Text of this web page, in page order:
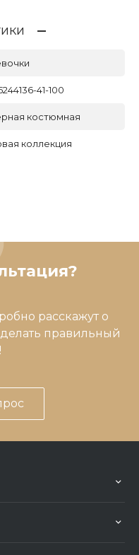
41-100
костюмная
коллекция
расскажут о
правильный